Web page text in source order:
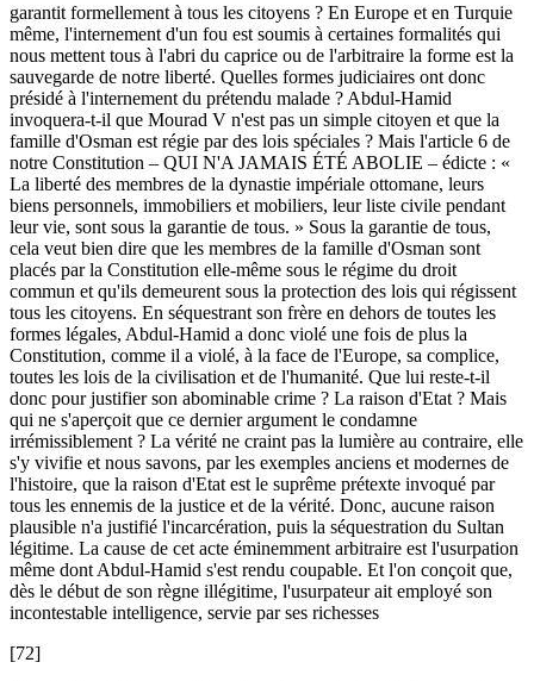
garantit formellement à tous les citoyens ? En Europe et en Turquie
même, l'internement d'un fou est soumis à certaines formalités qui
nous mettent tous à l'abri du caprice ou de l'arbitraire la forme est la
sauvegarde de notre liberté. Quelles formes judiciaires ont donc
présidé à l'internement du prétendu malade ? Abdul-Hamid
invoquera-t-il que Mourad V n'est pas un simple citoyen et que la
famille d'Osman est régie par des lois spéciales ? Mais l'article 6 de
notre Constitution – QUI N'A JAMAIS ÉTÉ ABOLIE – édicte : «
La liberté des membres de la dynastie impériale ottomane, leurs
biens personnels, immobiliers et mobiliers, leur liste civile pendant
leur vie, sont sous la garantie de tous. » Sous la garantie de tous,
cela veut bien dire que les membres de la famille d'Osman sont
placés par la Constitution elle-même sous le régime du droit
commun et qu'ils demeurent sous la protection des lois qui régissent
tous les citoyens. En séquestrant son frère en dehors de toutes les
formes légales, Abdul-Hamid a donc violé une fois de plus la
Constitution, comme il a violé, à la face de l'Europe, sa complice,
toutes les lois de la civilisation et de l'humanité. Que lui reste-t-il
donc pour justifier son abominable crime ? La raison d'Etat ? Mais
qui ne s'aperçoit que ce dernier argument le condamne
irrémissiblement ? La vérité ne craint pas la lumière au contraire, elle
s'y vivifie et nous savons, par les exemples anciens et modernes de
l'histoire, que la raison d'Etat est le suprême prétexte invoqué par
tous les ennemis de la justice et de la vérité. Donc, aucune raison
plausible n'a justifié l'incarcération, puis la séquestration du Sultan
légitime. La cause de cet acte éminemment arbitraire est l'usurpation
même dont Abdul-Hamid s'est rendu coupable. Et l'on conçoit que,
dès le début de son règne illégitime, l'usurpateur ait employé son
incontestable intelligence, servie par ses richesses
[72]